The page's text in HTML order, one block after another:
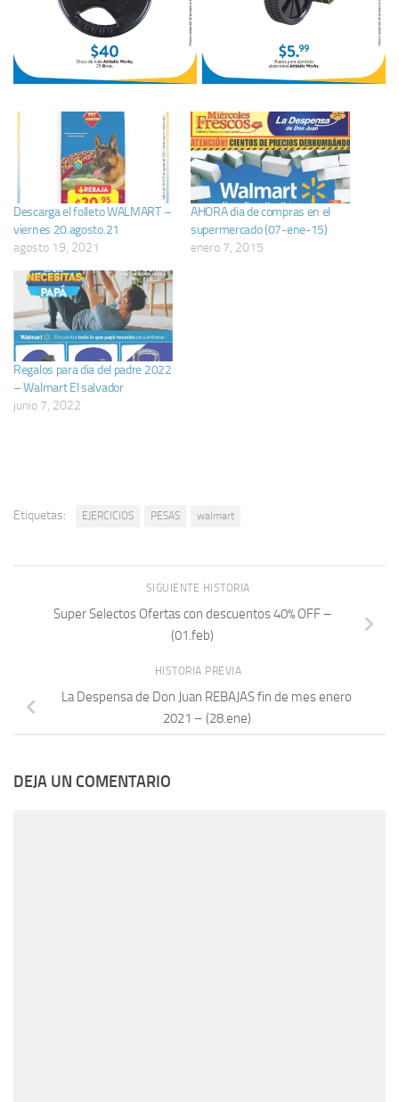
Descarga el folleto WALMART –
viernes 20.agosto.21
agosto 19, 2021
AHORA dia de compras en el
supermercado (07-ene-15)
enero 7, 2015
Regalos para dia del padre 2022
– Walmart El salvador
junio 7, 2022
Etiquetas: EJERCICIOS PESAS walmart
SIGUIENTE HISTORIA
Super Selectos Ofertas con descuentos 40% OFF –
(01.feb)
HISTORIA PREVIA
La Despensa de Don Juan REBAJAS fin de mes enero
2021 – (28.ene)
DEJA UN COMENTARIO